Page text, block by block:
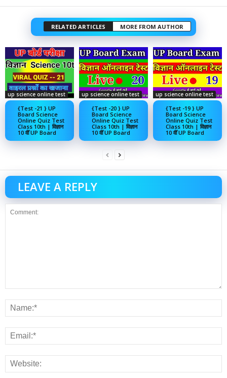
RELATED ARTICLES MORE FROM AUTHOR
up science online test
{Test -21 } UP
Board Science
Online Quiz Test
Class 10th | विज्ञान
10 वीं UP Board
up science online test
{Test -20 } UP
Board Science
Online Quiz Test
Class 10th | विज्ञान
10 वीं UP Board
up science online test
{Test -19 } UP
Board Science
Online Quiz Test
Class 10th | विज्ञान
10 वीं UP Board
LEAVE A REPLY